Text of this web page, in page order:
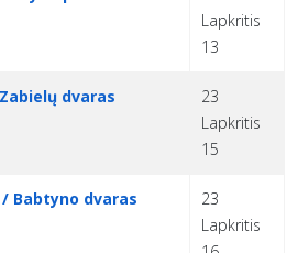
Lapkritis
13
dvaras
23
Lapkritis
15
Babtyno dvaras
23
Lapkritis